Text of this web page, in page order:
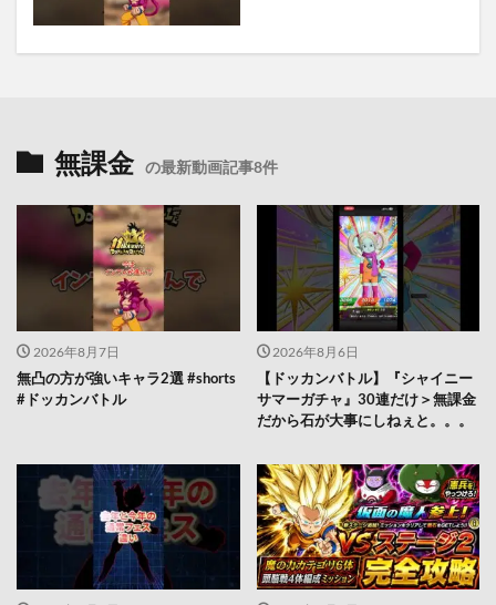
無課金 の最新動画記事8件
2026年8月7日
無凸の方が強いキャラ2選 #shorts
#ドッカンバトル
2026年8月6日
【ドッカンバトル】『シャイニー
サマーガチャ』30連だけ＞無課金
だから石が大事にしねぇと。。。